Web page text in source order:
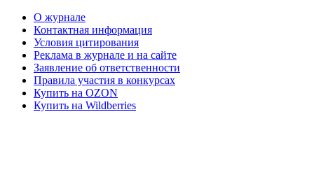
О журнале
Контактная информация
Условия цитирования
Реклама в журнале и на сайте
Заявление об ответственности
Правила участия в конкурсах
Купить на OZON
Купить на Wildberries